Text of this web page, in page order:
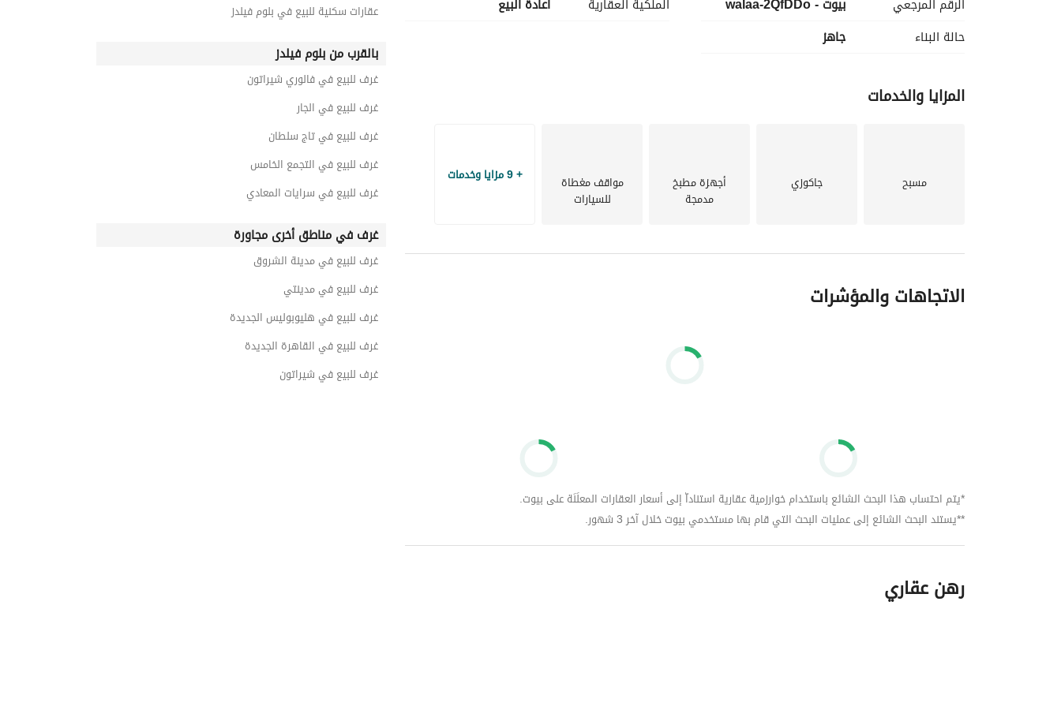
الرقم المرجعي
بيوت - walaa-2QfDDo
حالة البناء
جاهز
الملكية العقارية
اعادة البيع
المزايا والخدمات
مسبح جاكوزي أجهزة مطبخ
مدمجة
مواقف مغطاة
للسيارات
+ 9 مزايا وخدمات
الاتجاهات والمؤشرات
*يتم احتساب هذا البحث الشائع باستخدام خوارزمية عقارية استناداّ إلى أسعار العقارات المعلَنَة على بيوت.
**يستند البحث الشائع إلى عمليات البحث التي قام بها مستخدمي بيوت خلال آخر 3 شهور.
رهن عقاري
عقارات سكنية للبيع في بلوم فيلدز
بالقرب من بلوم فيلدز
غرف للبيع في فالوري شيراتون
غرف للبيع في الجار
غرف للبيع في تاج سلطان
غرف للبيع في التجمع الخامس
غرف للبيع في سرايات المعادي
غرف في مناطق أخرى مجاورة
غرف للبيع في مدينة الشروق
غرف للبيع في مدينتي
غرف للبيع في هليوبوليس الجديدة
غرف للبيع في القاهرة الجديدة
غرف للبيع في شيراتون